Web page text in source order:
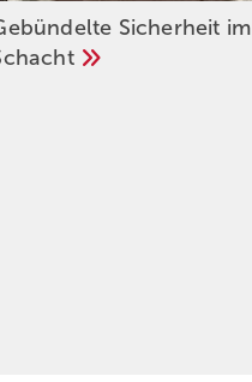
Sicherheit im